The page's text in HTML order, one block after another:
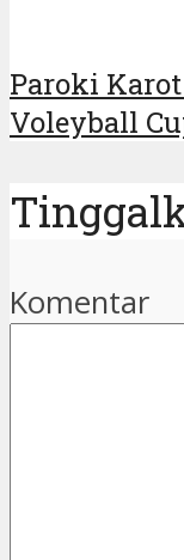
Paroki
Voleyball
Komentar